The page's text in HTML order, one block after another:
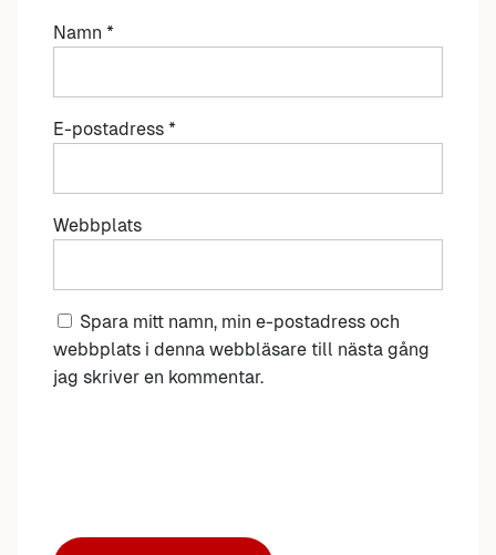
Namn *
E-postadress *
Webbplats
Spara mitt namn, min e-postadress och
webbplats i denna webbläsare till nästa gång
jag skriver en kommentar.